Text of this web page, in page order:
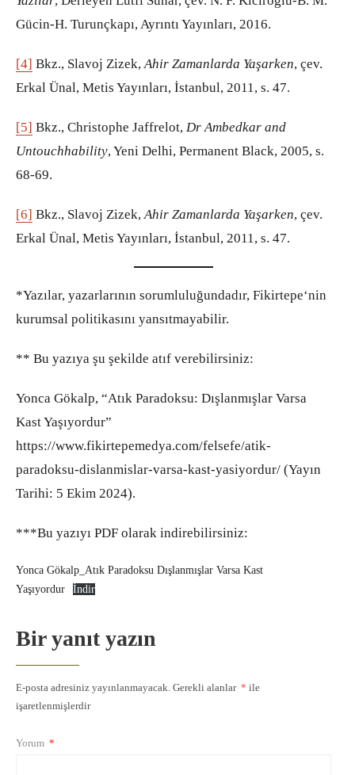
Gücin-H. Turunçkapı, Ayrıntı Yayınları, 2016.
[4] Bkz., Slavoj Zizek, Ahir Zamanlarda Yaşarken, çev.
Erkal Ünal, Metis Yayınları, İstanbul, 2011, s. 47.
[5] Bkz., Christophe Jaffrelot, Dr Ambedkar and
Untouchhability, Yeni Delhi, Permanent Black, 2005, s.
68-69.
[6] Bkz., Slavoj Zizek, Ahir Zamanlarda Yaşarken, çev.
Erkal Ünal, Metis Yayınları, İstanbul, 2011, s. 47.
*Yazılar, yazarlarının sorumluluğundadır, Fikirtepe‘nin
kurumsal politikasını yansıtmayabilir.
** Bu yazıya şu şekilde atıf verebilirsiniz:
Yonca Gökalp, “Atık Paradoksu: Dışlanmışlar Varsa
Kast Yaşıyordur”
https://www.fikirtepemedya.com/felsefe/atik-
paradoksu-dislanmislar-varsa-kast-yasiyordur/ (Yayın
Tarihi: 5 Ekim 2024).
***Bu yazıyı PDF olarak indirebilirsiniz:
Yonca Gökalp_Atık Paradoksu Dışlanmışlar Varsa Kast
Yaşıyordur
İndir
Bir yanıt yazın
E-posta adresiniz yayınlanmayacak. Gerekli alanlar * ile
işaretlenmişlerdir
Yorum *